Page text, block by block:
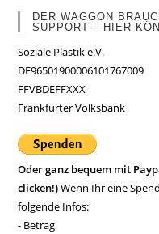
DER WAGGON
SUPPORT – HIER
Soziale Plastik e.V.
DE96501900006101767009
FFVBDEFFXXX
Frankfurter Volksbank
Oder ganz bequem mit
clicken!)Wenn Ihr eine
folgende Infos:
- Betrag